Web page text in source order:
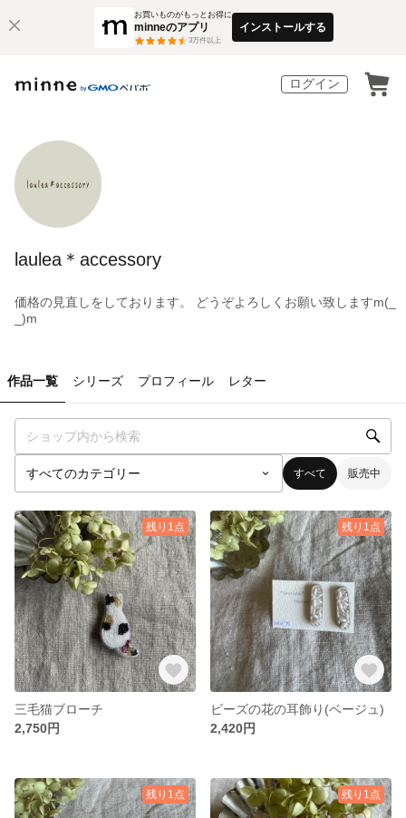
お買いものがもっとお得に
minneのアプリ
3万件以上
インストールする
ログイン
laulea＊accessory
価格の見直しをしております。 どうぞよろしくお願い致しますm(_
_)m
作品一覧 シリーズ プロフィール レター
すべて 販売中
残り1点
三毛猫ブローチ
2,750円
残り1点
ビーズの花の耳飾り(ベージュ)
2,420円
残り1点 残り1点